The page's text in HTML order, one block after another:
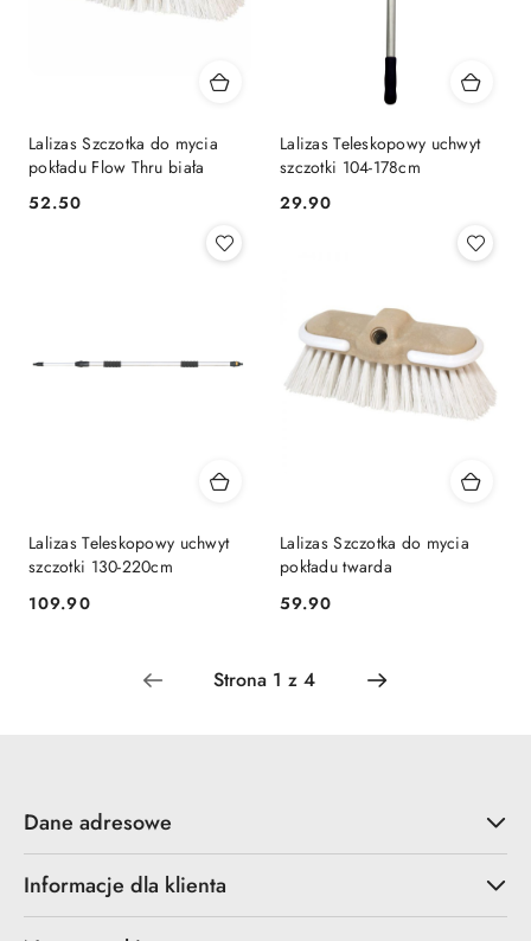
Lalizas Szczotka do mycia
pokładu Flow Thru biała
Cena:
52.50
Lalizas Teleskopowy uchwyt
szczotki 104-178cm
Cena:
29.90
Lalizas Teleskopowy uchwyt
szczotki 130-220cm
Cena:
109.90
Lalizas Szczotka do mycia
pokładu twarda
Cena:
59.90
Dane adresowe
Informacje dla klienta